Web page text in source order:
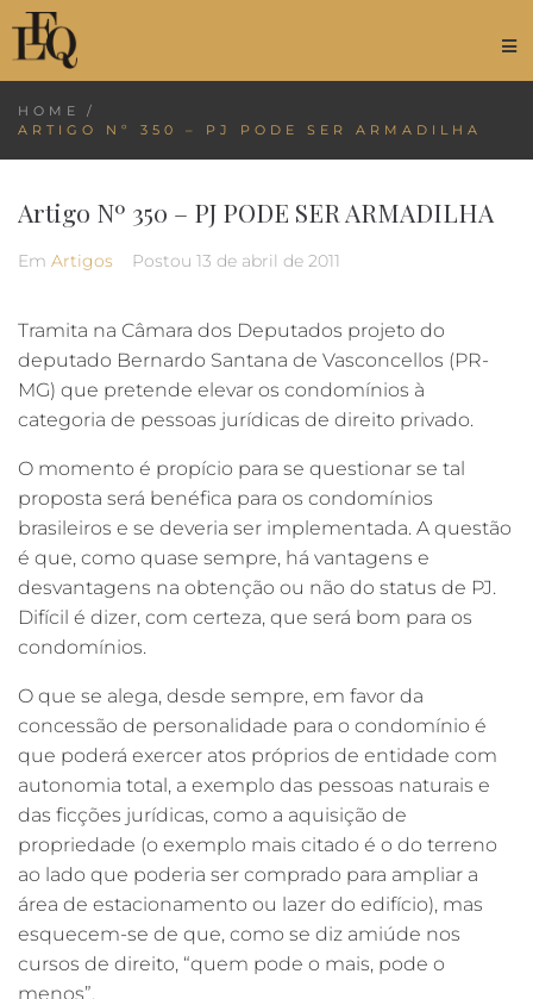
HOME
/
ARTIGO Nº 350 – PJ PODE SER ARMADILHA
Artigo Nº 350 – PJ PODE SER ARMADILHA
Em Artigos Postou 13 de abril de 2011
Tramita na Câmara dos Deputados projeto do
deputado Bernardo Santana de Vasconcellos (PR-
MG) que pretende elevar os condomínios à
categoria de pessoas jurídicas de direito privado.
O momento é propício para se questionar se tal
proposta será benéfica para os condomínios
brasileiros e se deveria ser implementada. A questão
é que, como quase sempre, há vantagens e
desvantagens na obtenção ou não do status de PJ.
Difícil é dizer, com certeza, que será bom para os
condomínios.
O que se alega, desde sempre, em favor da
concessão de personalidade para o condomínio é
que poderá exercer atos próprios de entidade com
autonomia total, a exemplo das pessoas naturais e
das ficções jurídicas, como a aquisição de
propriedade (o exemplo mais citado é o do terreno
ao lado que poderia ser comprado para ampliar a
área de estacionamento ou lazer do edifício), mas
esquecem-se de que, como se diz amiúde nos
cursos de direito, “quem pode o mais, pode o
menos”.